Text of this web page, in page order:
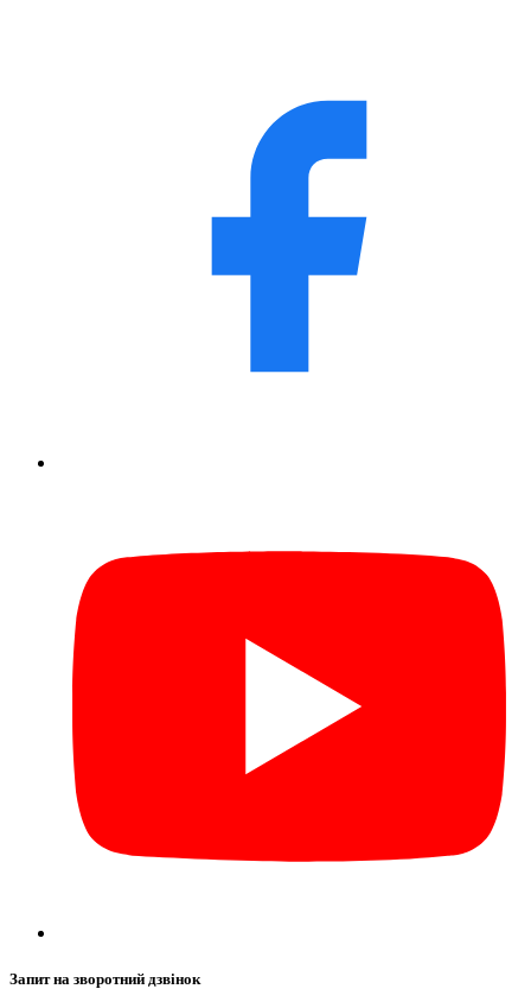
Запит на зворотний дзвінок